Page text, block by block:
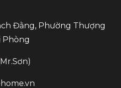
Đằng, Phường Thượng
Phòng